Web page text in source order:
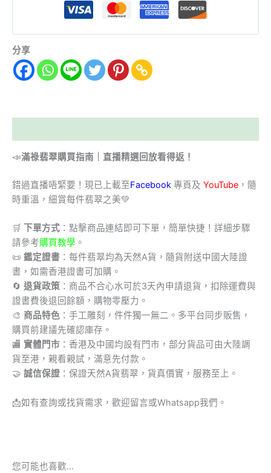
分享
📣滿祿翡翠購買指南｜直播精選回放看得返！
錯過直播唔緊要！現已上載至Facebook 專頁及 YouTube ，隨
時重溫，細賞每件翡翠之美💚
🛒 下單方式 ：點擊商品連結即可下單，簡單快捷！詳細步驟
請參考購買教學 。
📜 鑑定證書 ：每件翡翠均為天然A貨，隨貨附送中國大陸證
書，如需香港證書可加購。
🔄 退貨政策 ：商品不合心水可於3天內申請退貨，扣除運費與
證書費後退回餘額，購物零壓力。
🎨 商品特色 ：手工雕刻，件件獨一無二。多平台同步販售，
購買前建議先確認庫存。
🏬 實體門市 ：香港及中國均設有門市，部分貨品可由大陸調
貨至港，親看親試，滿意先付款。
🤝 誠信保證 ：保證天然A貨翡翠，貨真價實，服務至上。
📩如有查詢或找貨需求，歡迎留言或Whatsapp我們。
您可能也喜歡…